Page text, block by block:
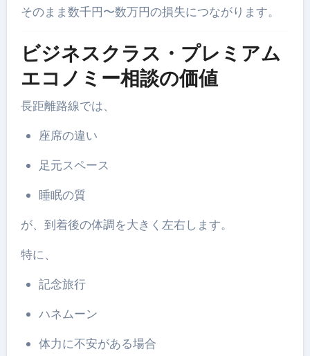
そのまま数千円〜数万円の損失につながります。
ビジネスクラス・プレミアム
エコノミー相談の価値
長距離路線では、
座席の違い
足元スペース
睡眠の質
が、到着後の体調を大きく左右します。
特に、
記念旅行
ハネムーン
体力に不安がある場合